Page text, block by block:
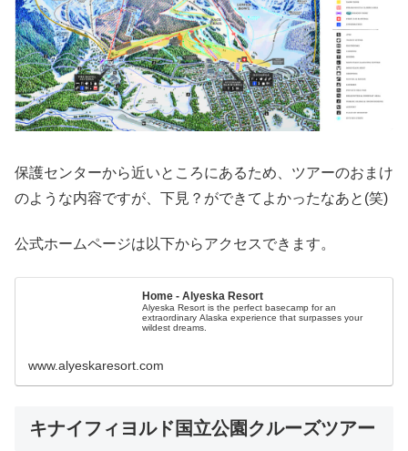
保護センターから近いところにあるため、ツアーのおまけ
のような内容ですが、下見？ができてよかったなあと(笑)
公式ホームページは以下からアクセスできます。
Home - Alyeska Resort
Alyeska Resort is the perfect basecamp for an
extraordinary Alaska experience that surpasses your
wildest dreams.
www.alyeskaresort.com
キナイフィヨルド国立公園クルーズツアー